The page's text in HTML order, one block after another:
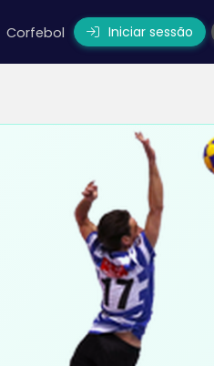
Corfebol Iniciar sessão